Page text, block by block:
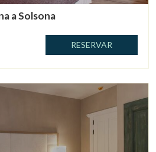
a Solsona
RESERVAR